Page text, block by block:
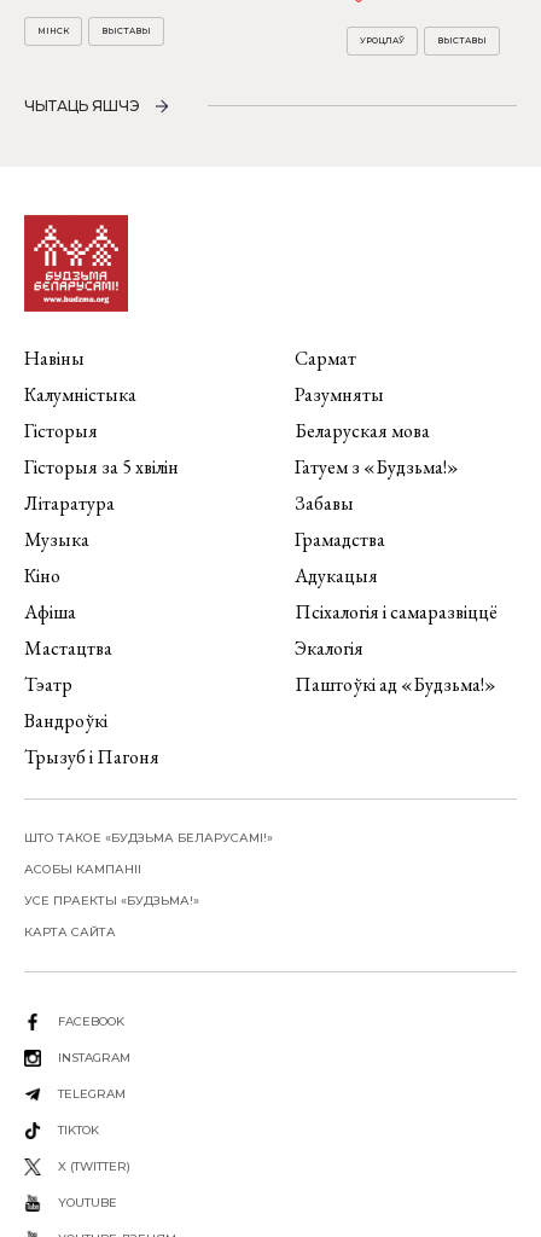
МІНСК ВЫСТАВЫ
УРОЦЛАЎ ВЫСТАВЫ
ЧЫТАЦЬ ЯШЧЭ
Навіны
Калумністыка
Гісторыя
Гісторыя за 5 хвілін
Літаратура
Музыка
Кіно
Афіша
Мастацтва
Тэатр
Вандроўкі
Трызуб і Пагоня
Сармат
Разумняты
Беларуская мова
Гатуем з «Будзьма!»
Забавы
Грамадства
Адукацыя
Псіхалогія і самаразвіццё
Экалогія
Паштоўкі ад «Будзьма!»
ШТО ТАКОЕ «БУДЗЬМА БЕЛАРУСАМІ!»
АСОБЫ КАМПАНІІ
УСЕ ПРАЕКТЫ «БУДЗЬМА!»
КАРТА САЙТА
FACEBOOK
INSTAGRAM
TELEGRAM
TIKTOK
X (TWITTER)
YOUTUBE